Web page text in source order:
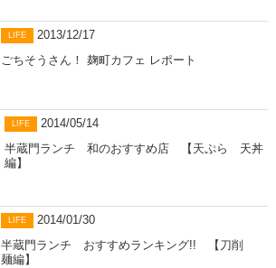
LIFE
2013/12/17
ごちそうさん！ 麹町カフェ レポート
LIFE
2014/05/14
半蔵門ランチ 和のおすすめ店 【天ぷら 天丼
編】
LIFE
2014/01/30
半蔵門ランチ おすすめランキング!! 【刀削
麺編】